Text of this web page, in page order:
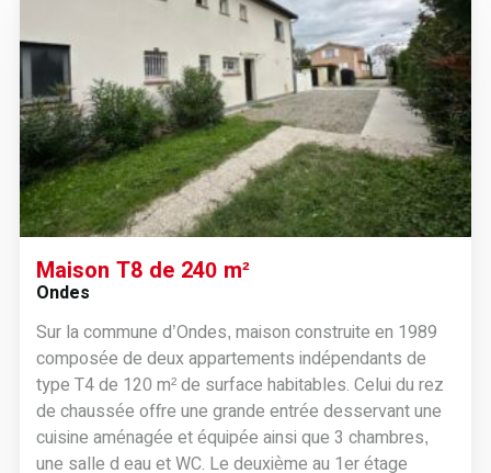
Maison T8 de 240 m²
Ondes
Sur la commune d’Ondes, maison construite en 1989
composée de deux appartements indépendants de
type T4 de 120 m² de surface habitables. Celui du rez
de chaussée offre une grande entrée desservant une
cuisine aménagée et équipée ainsi que 3 chambres,
une salle d eau et WC. Le deuxième au 1er étage